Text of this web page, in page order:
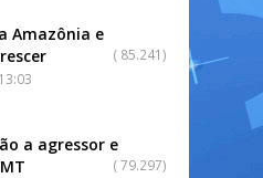
Amazônia e
( 85.241)
a agressor e
(79.297)